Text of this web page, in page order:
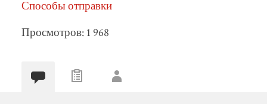
Способы отправки
Просмотров: 1 968